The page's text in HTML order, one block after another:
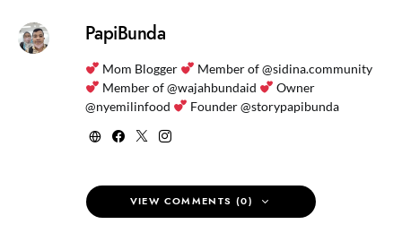
PapiBunda
Mom Blogger
Member of @sidina.community
Member of @wajahbundaid
Owner
@nyemilinfood
Founder @storypapibunda
VIEW COMMENTS (0)